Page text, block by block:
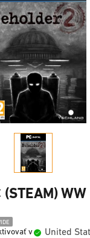
WW
v United